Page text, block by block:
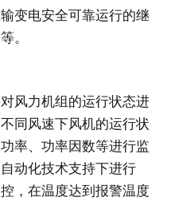
变电安全可靠运行的继
。
风力机组的运行状态进
同风速下风机的运行状
率、功率因数等进行监
动化技术支持下进行
，在温度达到报警温度